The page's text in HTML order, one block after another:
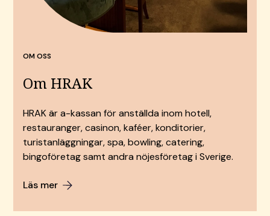
OM OSS
Om HRAK
HRAK är a-kassan för anställda inom hotell,
restauranger, casinon, kaféer, konditorier,
turistanläggningar, spa, bowling, catering,
bingoföretag samt andra nöjesföretag i Sverige.
Läs mer